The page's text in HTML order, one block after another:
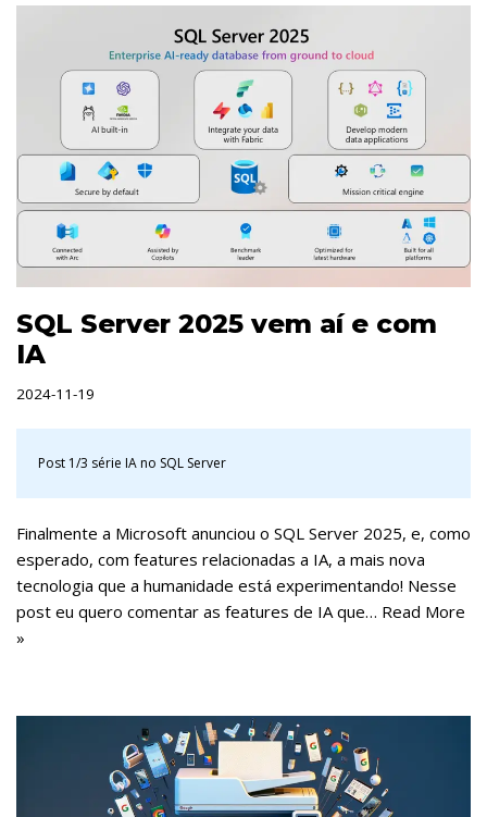
SQL Server 2025 vem aí e com
IA
2024-11-19
Post 1/3 série IA no SQL Server
Finalmente a Microsoft anunciou o SQL Server 2025, e, como
esperado, com features relacionadas a IA, a mais nova
tecnologia que a humanidade está experimentando! Nesse
post eu quero comentar as features de IA que… Read More
»